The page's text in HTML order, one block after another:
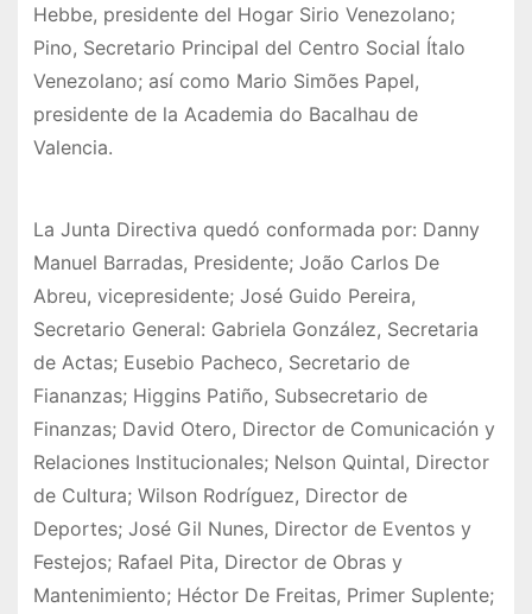
Hebbe, presidente del Hogar Sirio Venezolano;
Pino, Secretario Principal del Centro Social Ítalo
Venezolano; así como Mario Simões Papel,
presidente de la Academia do Bacalhau de
Valencia.
La Junta Directiva quedó conformada por: Danny
Manuel Barradas, Presidente; João Carlos De
Abreu, vicepresidente; José Guido Pereira,
Secretario General: Gabriela González, Secretaria
de Actas; Eusebio Pacheco, Secretario de
Fiananzas; Higgins Patiño, Subsecretario de
Finanzas; David Otero, Director de Comunicación y
Relaciones Institucionales; Nelson Quintal, Director
de Cultura; Wilson Rodríguez, Director de
Deportes; José Gil Nunes, Director de Eventos y
Festejos; Rafael Pita, Director de Obras y
Mantenimiento; Héctor De Freitas, Primer Suplente;